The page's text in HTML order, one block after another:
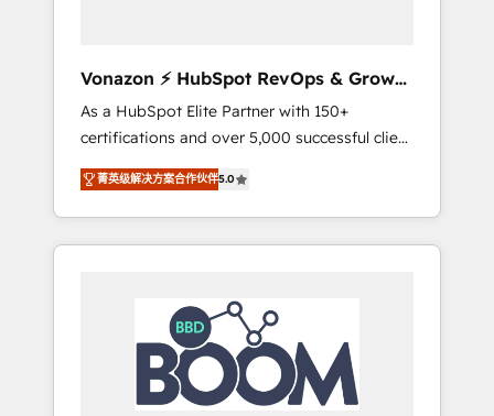
responsiveness, and ongoing support, we
equip your team to adopt new systems with
confidence and achieve a unified, data-
driven approach to customer engagement.
Vonazon ⚡ HubSpot RevOps & Growth
Strategy Experts
As a HubSpot Elite Partner with 150+
certifications and over 5,000 successful client
engagements, Vonazon turns marketing
complexity into measurable, scalable growth.
From onboarding to enterprise-grade
campaigns, our in-house team builds scalable
HubSpot Integration & Optimization •
Seamless CRM, CMS, and automation setup •
Complex platform migrations and data
cleanups • Custom APIs and third-party
integrations 📈 End-to-End Revenue
菁英级解决方案合作伙伴5.0